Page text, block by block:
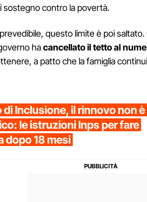
sostegno contro la povertà.
questo limite è poi saltato.
hacancellato il tetto al
a patto che la famiglia
Inclusione, il rinnovo non è
le istruzioni Inps per fare
dopo 18 mesi